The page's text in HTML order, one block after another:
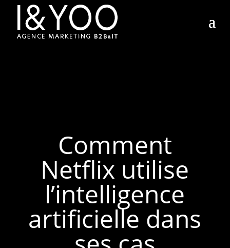
Comment
Netflix utilise
l’intelligence
artificielle dans